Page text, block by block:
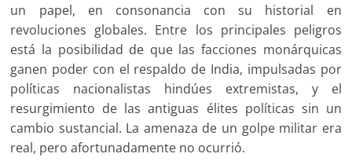
un papel, en consonancia con su historial en
revoluciones globales. Entre los principales peligros
está la posibilidad de que las facciones monárquicas
ganen poder con el respaldo de India, impulsadas por
políticas nacionalistas hindúes extremistas, y el
resurgimiento de las antiguas élites políticas sin un
cambio sustancial. La amenaza de un golpe militar era
real, pero afortunadamente no ocurrió.